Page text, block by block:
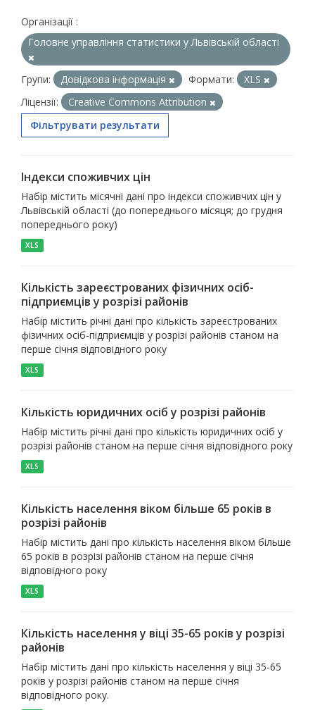
Організації :
Головне управління статистики у Львівській області
Групи: Довідкова інформація Формати:
XLS
Ліцензії:
Creative Commons Attribution
Фільтрувати результати
Індекси споживчих цін
Набір містить місячні дані про індекси споживчих цін у
Львівській області (до попереднього місяця; до грудня
попереднього року)
XLS
Кількість зареєстрованих фізичних осіб-
підприємців у розрізі районів
Набір містить річні дані про кількість зареєстрованих
фізичних осіб-підприємців у розрізі районів станом на
перше січня відповідного року
XLS
Кількість юридичних осіб у розрізі районів
Набір містить річні дані про кількість юридичних осіб у
розрізі районів станом на перше січня відповідного року
XLS
Кількість населення віком більше 65 років в
розрізі районів
Набір містить дані про кількість населення віком більше
65 років в розрізі районів станом на перше січня
відповідного року
XLS
Кількість населення у віці 35-65 років у розрізі
районів
Набір містить дані про кількість населення у віці 35-65
років у розрізі районів станом на перше січня
відповідного року.